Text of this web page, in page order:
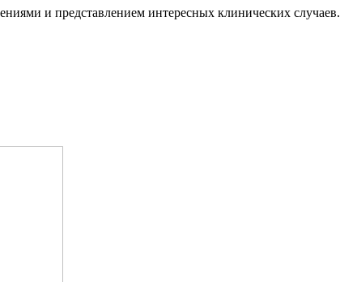
и представлением интересных клинических случаев.